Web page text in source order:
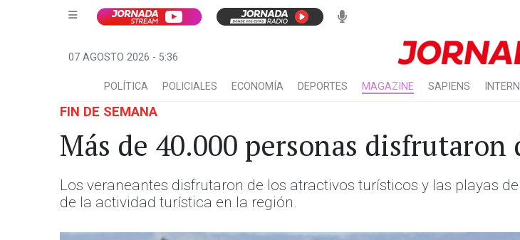
07 AGOSTO 2026 - 5:36
POLÍTICA POLICIALES ECONOMÍA DEPORTES MAGAZINE SAPIENS
FIN DE SEMANA
Más de 40.000 personas
Los veraneantes disfrutaron de los atractivos turísticos y las playas
de la actividad turística en la región.